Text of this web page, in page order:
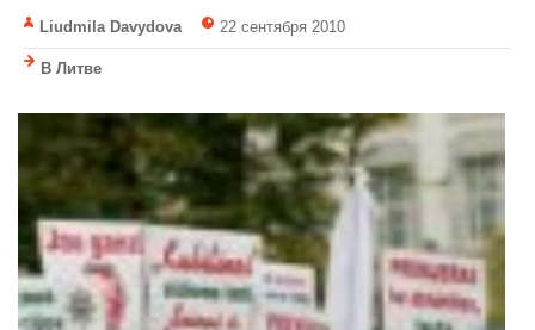
Liudmila Davydova 22 сентября 2010
В Литве